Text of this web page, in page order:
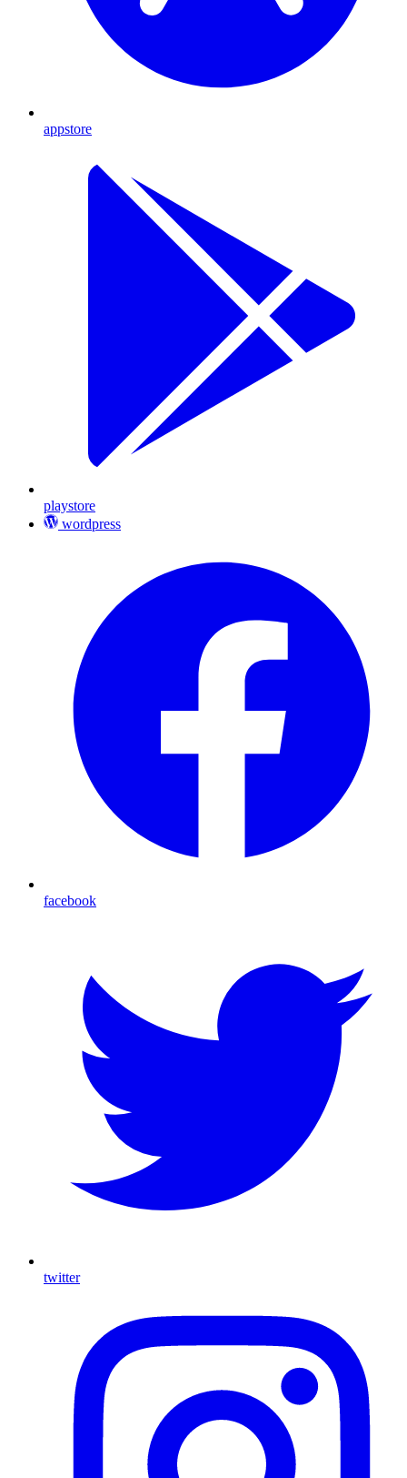
appstore
playstore
wordpress
facebook
twitter